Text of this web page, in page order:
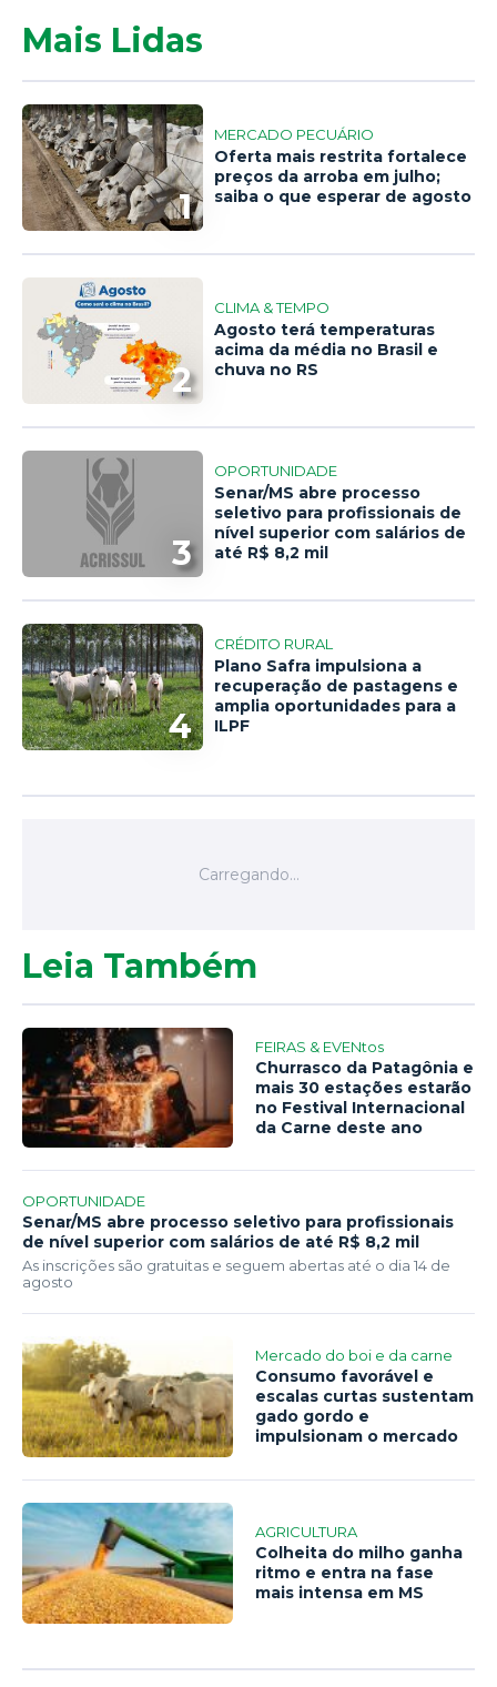
Mais Lidas
1
MERCADO PECUÁRIO
Oferta mais restrita fortalece
preços da arroba em julho;
saiba o que esperar de agosto
2
CLIMA & TEMPO
Agosto terá temperaturas
acima da média no Brasil e
chuva no RS
3
OPORTUNIDADE
Senar/MS abre processo
seletivo para profissionais de
nível superior com salários de
até R$ 8,2 mil
4
CRÉDITO RURAL
Plano Safra impulsiona a
recuperação de pastagens e
amplia oportunidades para a
ILPF
Leia Também
FEIRAS & EVENtos
Churrasco da Patagônia e
mais 30 estações estarão
no Festival Internacional
da Carne deste ano
OPORTUNIDADE
Senar/MS abre processo seletivo para profissionais
de nível superior com salários de até R$ 8,2 mil
As inscrições são gratuitas e seguem abertas até o dia 14 de
agosto
Mercado do boi e da carne
Consumo favorável e
escalas curtas sustentam
gado gordo e
impulsionam o mercado
AGRICULTURA
Colheita do milho ganha
ritmo e entra na fase
mais intensa em MS